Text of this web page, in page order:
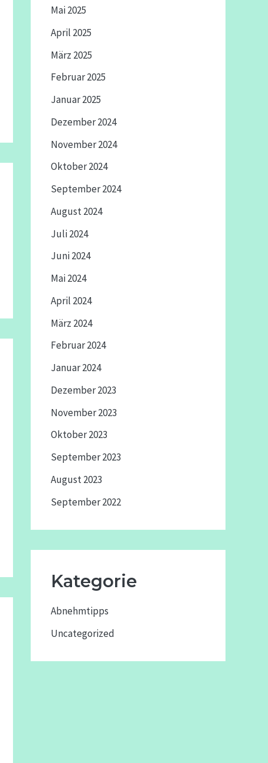
Mai 2025
April 2025
März 2025
Februar 2025
Januar 2025
Dezember 2024
November 2024
Oktober 2024
September 2024
August 2024
Juli 2024
Juni 2024
Mai 2024
April 2024
März 2024
Februar 2024
Januar 2024
Dezember 2023
November 2023
Oktober 2023
September 2023
August 2023
September 2022
Kategorie
Abnehmtipps
Uncategorized